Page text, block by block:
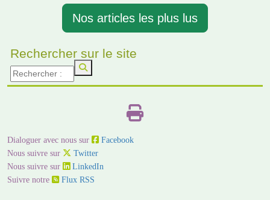
Nos articles les plus lus
Rechercher sur le site
Dialoguer avec nous sur
Facebook
Nous suivre sur
Twitter
Nous suivre sur
LinkedIn
Suivre notre
Flux RSS